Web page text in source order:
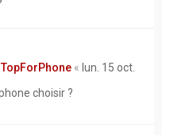
TopForPhone « lun. 15 oct.
choisir ?